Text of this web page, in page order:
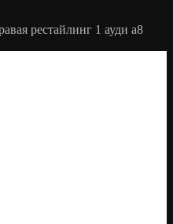
рестайлинг 1 ауди а8